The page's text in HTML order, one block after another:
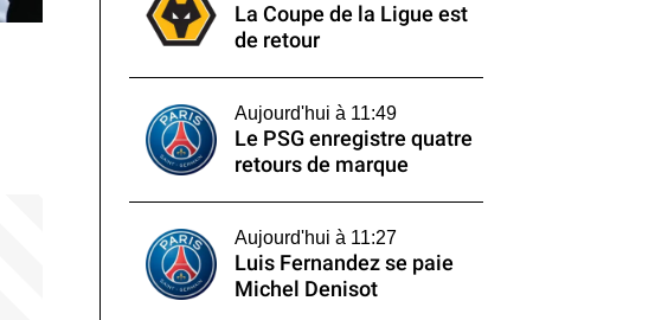
La Coupe de la Ligue est
de retour
Aujourd'hui à 11:49
Le PSG enregistre quatre
retours de marque
Aujourd'hui à 11:27
Luis Fernandez se paie
Michel Denisot